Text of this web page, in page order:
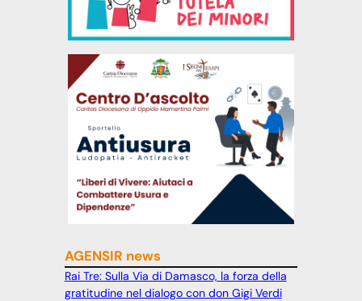
AGENSIR news
Rai Tre: Sulla Via di Damasco, la forza della
gratitudine nel dialogo con don Gigi Verdi